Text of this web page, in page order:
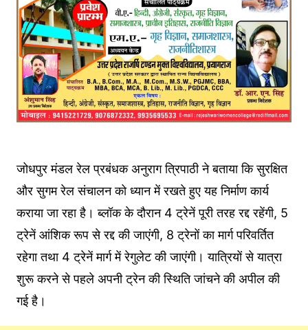
जोधपुर मंडल रेल प्रबंधक अनुराग त्रिपाठी ने बताया कि सुरक्षित
और सुगम रेल संचालन को ध्यान में रखते हुए यह निर्माण कार्य
कराया जा रहा है। ब्लॉक के दौरान 4 ट्रेनें पूरी तरह रद्द रहेंगी, 5
ट्रेनें आंशिक रूप से रद्द की जाएंगी, 8 ट्रेनों का मार्ग परिवर्तित
रहेगा तथा 4 ट्रेनें मार्ग में रेगुलेट की जाएंगी। यात्रियों से यात्रा
शुरू करने से पहले अपनी ट्रेन की स्थिति जांचने की अपील की
गई है।